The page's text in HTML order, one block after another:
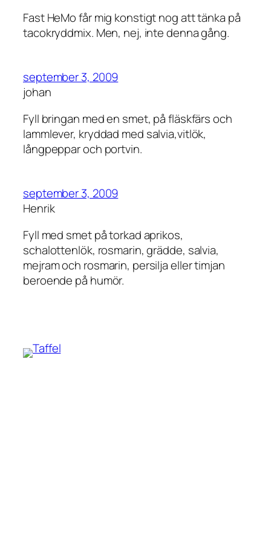
Fast HeMo får mig konstigt nog att tänka på
tacokryddmix. Men, nej, inte denna gång.
september 3, 2009
johan
Fyll bringan med en smet, på fläskfärs och
lammlever, kryddad med salvia,vitlök,
långpeppar och portvin.
september 3, 2009
Henrik
Fyll med smet på torkad aprikos,
schalottenlök, rosmarin, grädde, salvia,
mejram och rosmarin, persilja eller timjan
beroende på humör.